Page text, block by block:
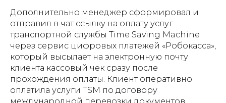
Дополнительно менеджер сформировал и
отправил в чат ссылку на оплату услуг
транспортной службы Time Saving Machine
через сервис цифровых платежей «Робокасса»,
который высылает на электронную почту
клиента кассовый чек сразу после
прохождения оплаты. Клиент оперативно
оплатила услуги TSM по договору